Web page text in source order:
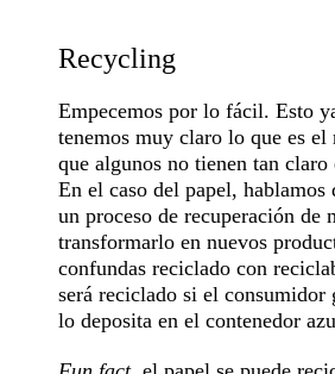
Recycling
Empecemos por lo fácil. Esto
tenemos muy claro lo que es
que algunos no tienen tan
En el caso del papel, hablamos
un proceso de recuperación de
transformarlo en nuevos
confundas reciclado con
será reciclado si el
lo deposita en el contenedor